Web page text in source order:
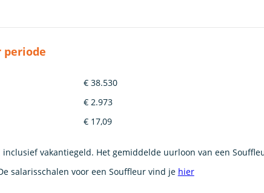
periode
€ 38.530
€ 2.973
€ 17,09
vakantiegeld. Het gemiddelde uurloon van een
salarisschalen voor een Souffleur vind je hier